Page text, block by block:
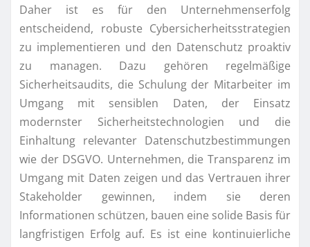
Daher ist es für den Unternehmenserfolg
entscheidend, robuste Cybersicherheitsstrategien
zu implementieren und den Datenschutz proaktiv
zu managen. Dazu gehören regelmäßige
Sicherheitsaudits, die Schulung der Mitarbeiter im
Umgang mit sensiblen Daten, der Einsatz
modernster Sicherheitstechnologien und die
Einhaltung relevanter Datenschutzbestimmungen
wie der DSGVO. Unternehmen, die Transparenz im
Umgang mit Daten zeigen und das Vertrauen ihrer
Stakeholder gewinnen, indem sie deren
Informationen schützen, bauen eine solide Basis für
langfristigen Erfolg auf. Es ist eine kontinuierliche